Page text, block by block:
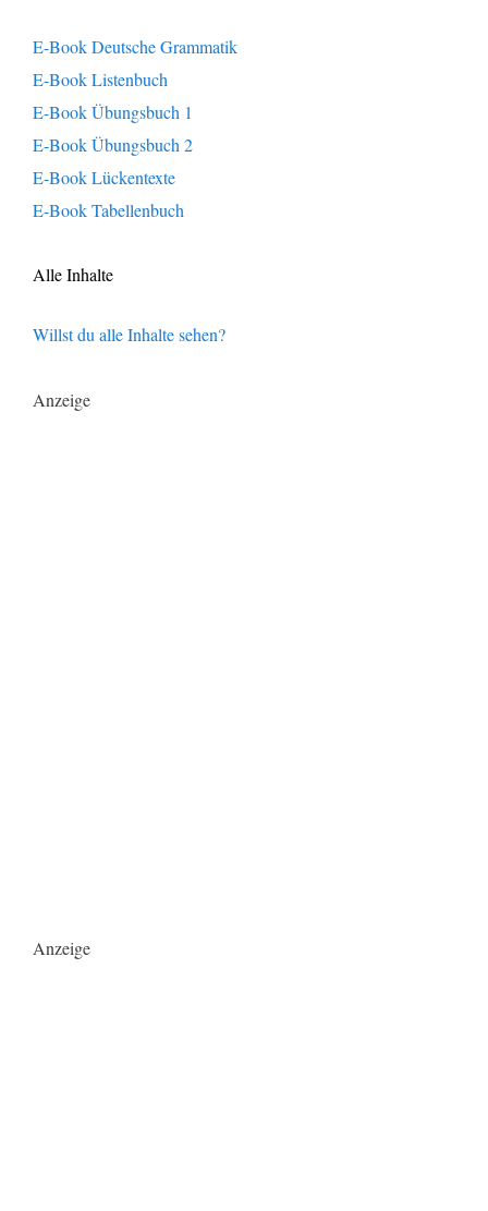
E-Book Deutsche Grammatik
E-Book Listenbuch
E-Book Übungsbuch 1
E-Book Übungsbuch 2
E-Book Lückentexte
E-Book Tabellenbuch
Alle Inhalte
Willst du alle Inhalte sehen?
Anzeige
Anzeige